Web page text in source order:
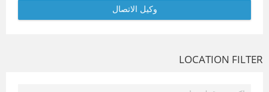
LOCATION FILTER